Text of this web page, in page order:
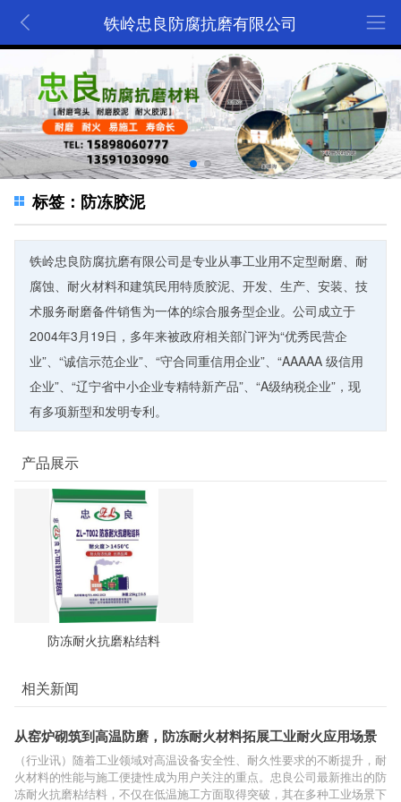
铁岭忠良防腐抗磨有限公司
标签：防冻胶泥
铁岭忠良防腐抗磨有限公司是专业从事工业用不定型耐磨、耐
腐蚀、耐火材料和建筑民用特质胶泥、开发、生产、安装、技
术服务耐磨备件销售为一体的综合服务型企业。公司成立于
2004年3月19日，多年来被政府相关部门评为“优秀民营企
业”、“诚信示范企业”、“守合同重信用企业”、“AAAAA 级信用
企业”、“辽宁省中小企业专精特新产品”、“A级纳税企业”，现
有多项新型和发明专利。
产品展示
防冻耐火抗磨粘结料
相关新闻
从窑炉砌筑到高温防磨，防冻耐火材料拓展工业耐火应用场景
（行业讯）随着工业领域对高温设备安全性、耐久性要求的不断提升，耐
火材料的性能与施工便捷性成为用户关注的重点。忠良公司最新推出的防
冻耐火抗磨粘结料，不仅在低温施工方面取得突破，其在多种工业场景下